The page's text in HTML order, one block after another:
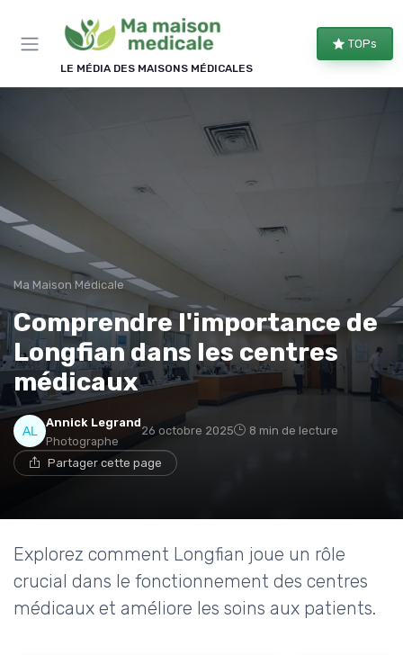
LE MÉDIA DES MAISONS MÉDICALES
TOPs
Ma Maison Médicale
Comprendre l'importance de
Longfian dans les centres
médicaux
Annick Legrand
Photographe
26 octobre 2025 8 min de lecture
Partager cette page
Explorez comment Longfian joue un rôle
crucial dans le fonctionnement des centres
médicaux et améliore les soins aux patients.